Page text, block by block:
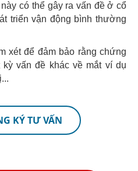
có thể gây ra vấn đề ở cổ
triển vận động bình thường
xét để đảm bảo rằng chứng
vấn đề khác về mắt ví dụ
KÝ TƯ VẤN